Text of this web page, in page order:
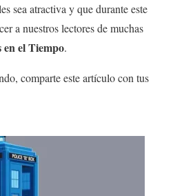
sea atractiva y que durante este
a nuestros lectores de muchas
en el Tiempo.
comparte este artículo con tus